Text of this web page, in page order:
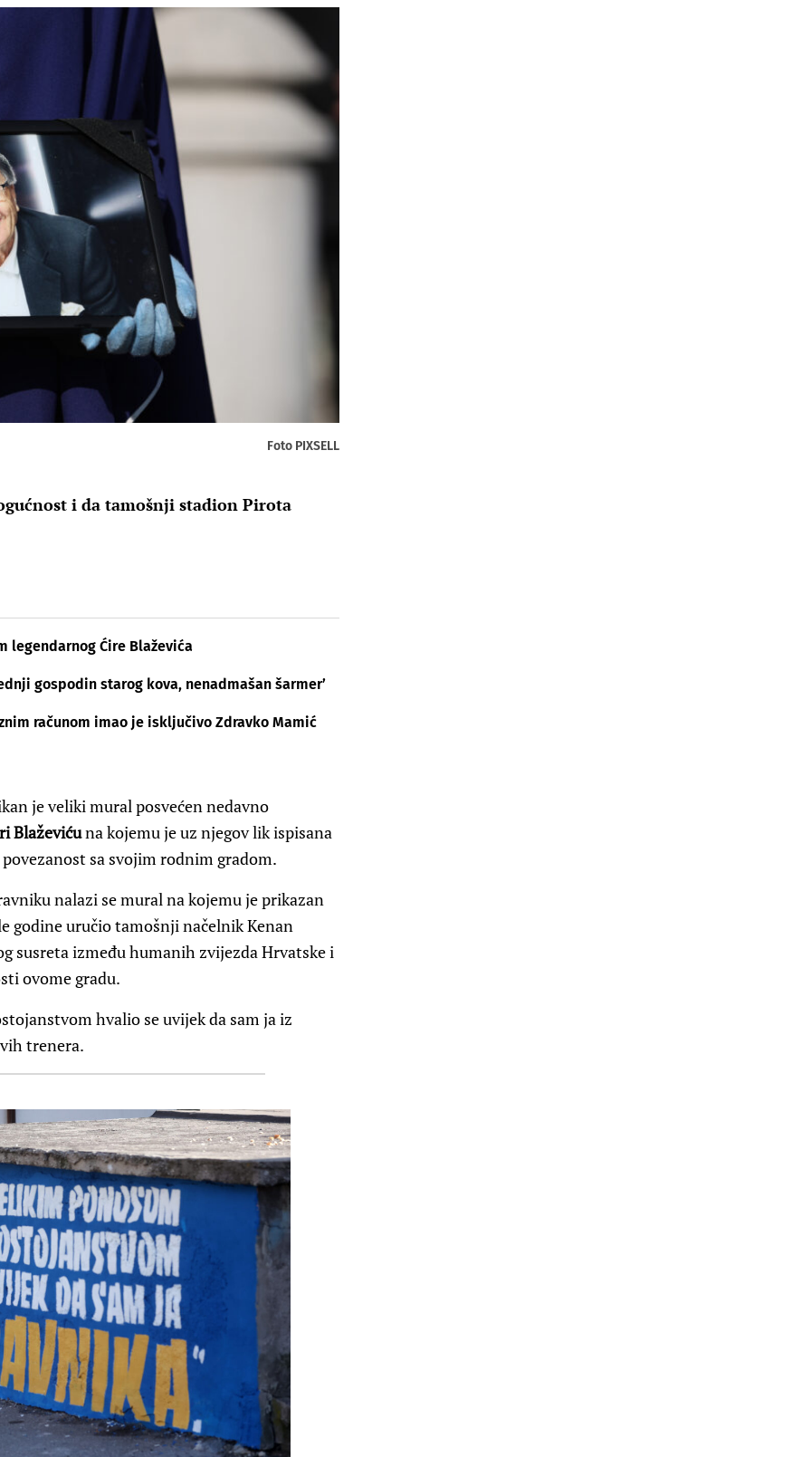
Foto PIXSELL
i da tamošnji stadion Pirota
legendarnog Ćire Blaževića
gospodin starog kova, nenadmašan šarmer’
računom imao je isključivo Zdravko Mamić
je veliki mural posvećen nedavno
Blaževićuna kojemu je uz njegov lik ispisana
sa svojim rodnim gradom.
nalazi se mural na kojemu je prikazan
godine uručio tamošnji načelnik Kenan
susreta između humanih zvijezda Hrvatske i
ovome gradu.
hvalio se uvijek da sam ja iz
trenera.